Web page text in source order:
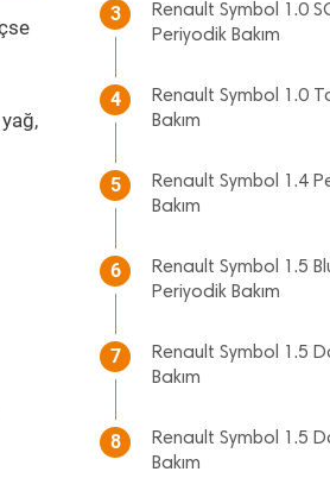
3
Renault Symbol 1.0
Periyodik Bakım
4
Renault Symbol 1.0
Bakım
5
Renault Symbol 1.4
Bakım
6
Renault Symbol 1.5
Periyodik Bakım
7
Renault Symbol 1.5
Bakım
8
Renault Symbol 1.5
Bakım